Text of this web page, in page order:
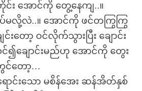
း အောင်ကို တွေ့နေကျ..။
မလို့လဲ..။ အောင်ကို ဖင်တကြွကြွ
းတော့ ဝင်လိုက်သွားပြီး ချောင်း
င်၍ချောင်းမည်ဟု အောင်ကို တွေး
တော့…
ာင်းသော မစိန်အေး ဆန်အိတ်နှစ်